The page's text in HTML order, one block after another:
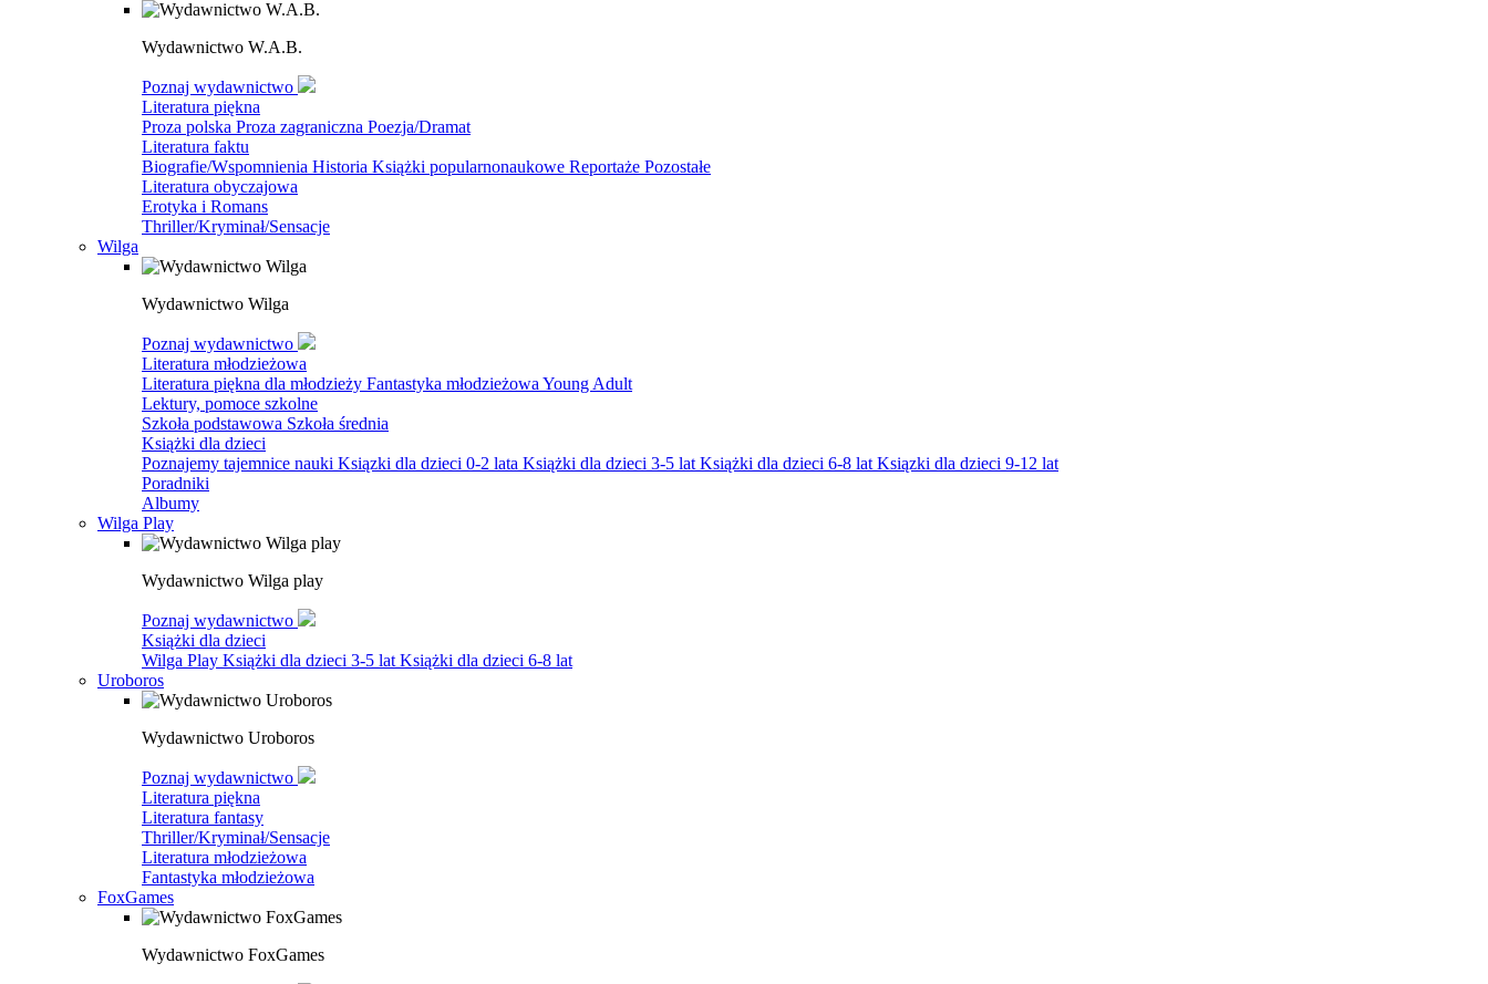
Wydawnictwo W.A.B.
Poznaj wydawnictwo
Literatura piękna
Proza polska Proza zagraniczna Poezja/Dramat
Literatura faktu
Biografie/Wspomnienia Historia Książki popularnonaukowe Reportaże Pozostałe
Literatura obyczajowa
Erotyka i Romans
Thriller/Kryminał/Sensacje
Wilga
Wydawnictwo Wilga
Poznaj wydawnictwo
Literatura młodzieżowa
Literatura piękna dla młodzieży Fantastyka młodzieżowa Young Adult
Lektury, pomoce szkolne
Szkoła podstawowa Szkoła średnia
Książki dla dzieci
Poznajemy tajemnice nauki Ksiązki dla dzieci 0-2 lata Książki dla dzieci 3-5 lat Książki dla dzieci 6-8 lat Ksiązki dla dzieci 9-12 lat
Poradniki
Albumy
Wilga Play
Wydawnictwo Wilga play
Poznaj wydawnictwo
Książki dla dzieci
Wilga Play Książki dla dzieci 3-5 lat Książki dla dzieci 6-8 lat
Uroboros
Wydawnictwo Uroboros
Poznaj wydawnictwo
Literatura piękna
Literatura fantasy
Thriller/Kryminał/Sensacje
Literatura młodzieżowa
Fantastyka młodzieżowa
FoxGames
Wydawnictwo FoxGames